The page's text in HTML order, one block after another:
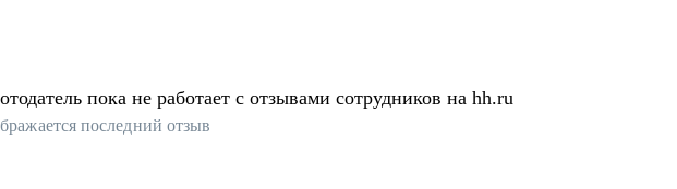
пока не работает с отзывами сотрудников на hh.ru
последний отзыв